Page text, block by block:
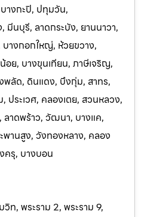
างกะปิ, ปทุมวัน,
มีนบุรี, ลาดกระบัง, ยานนาวา,
างกอกใหญ่, ห้วยขวาง,
ย, บางขุนเทียน, ภาษีเจริญ,
พลัด, ดินแดง, บึงกุ่ม, สาทร,
ประเวศ, คลองเตย, สวนหลวง,
ลาดพร้าว, วัฒนา, บางแค,
พานสูง, วังทองหลาง, คลอง
ครุ, บางบอน
ท, พระราม 2, พระราม 9,